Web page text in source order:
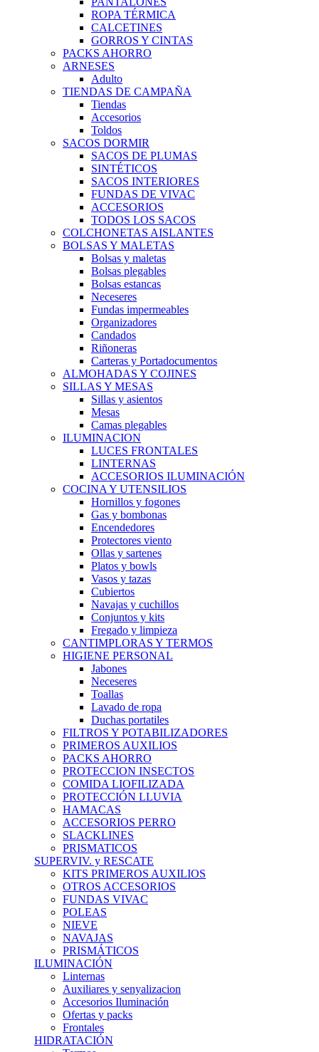
ROPA TÉRMICA
CALCETINES
GORROS Y CINTAS
PACKS AHORRO
ARNESES
Adulto
TIENDAS DE CAMPAÑA
Tiendas
Accesorios
Toldos
SACOS DORMIR
SACOS DE PLUMAS
SINTÉTICOS
SACOS INTERIORES
FUNDAS DE VIVAC
ACCESORIOS
TODOS LOS SACOS
COLCHONETAS AISLANTES
BOLSAS Y MALETAS
Bolsas y maletas
Bolsas plegables
Bolsas estancas
Neceseres
Fundas impermeables
Organizadores
Candados
Riñoneras
Carteras y Portadocumentos
ALMOHADAS Y COJINES
SILLAS Y MESAS
Sillas y asientos
Mesas
Camas plegables
ILUMINACION
LUCES FRONTALES
LINTERNAS
ACCESORIOS ILUMINACIÓN
COCINA Y UTENSILIOS
Hornillos y fogones
Gas y bombonas
Encendedores
Protectores viento
Ollas y sartenes
Platos y bowls
Vasos y tazas
Cubiertos
Navajas y cuchillos
Conjuntos y kits
Fregado y limpieza
CANTIMPLORAS Y TERMOS
HIGIENE PERSONAL
Jabones
Neceseres
Toallas
Lavado de ropa
Duchas portatiles
FILTROS Y POTABILIZADORES
PRIMEROS AUXILIOS
PACKS AHORRO
PROTECCION INSECTOS
COMIDA LIOFILIZADA
PROTECCIÓN LLUVIA
HAMACAS
ACCESORIOS PERRO
SLACKLINES
PRISMATICOS
SUPERVIV. y RESCATE
KITS PRIMEROS AUXILIOS
OTROS ACCESORIOS
FUNDAS VIVAC
POLEAS
NIEVE
NAVAJAS
PRISMÁTICOS
ILUMINACIÓN
Linternas
Auxiliares y senyalizacion
Accesorios Iluminación
Ofertas y packs
Frontales
HIDRATACIÓN